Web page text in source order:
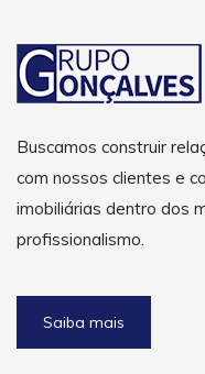
Buscamos construir
com nossos clientes e
imobiliárias dentro dos
profissionalismo.
Saiba mais